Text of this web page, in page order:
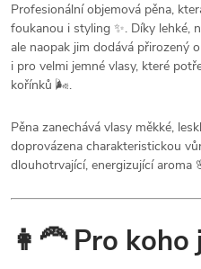
Profesionální objemová pěna,
foukanou i styling ✨. Díky lehké,
ale naopak jim dodává přirozený
i pro velmi jemné vlasy, které
kořínků 🌬️.
Pěna zanechává vlasy měkké,
doprovázena charakteristickou
dlouhotrvající, energizující aroma
👩‍🦰 Pro koho